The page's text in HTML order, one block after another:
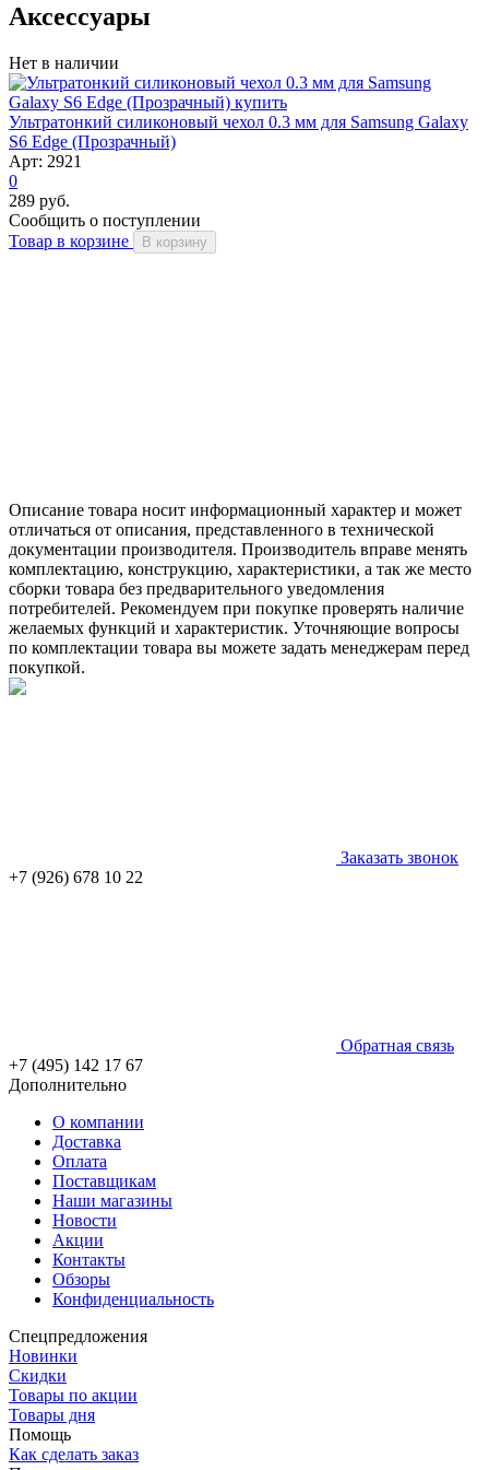
Аксессуары
Нет в наличии
Ультратонкий силиконовый чехол 0.3 мм для Samsung Galaxy
S6 Edge (Прозрачный)
Арт: 2921
0
289 руб.
Сообщить о поступлении
Товар в корзине
В корзину
Описание товара носит информационный характер и может
отличаться от описания, представленного в технической
документации производителя. Производитель вправе менять
комплектацию, конструкцию, характеристики, а так же место
сборки товара без предварительного уведомления
потребителей. Рекомендуем при покупке проверять наличие
желаемых функций и характеристик. Уточняющие вопросы
по комплектации товара вы можете задать менеджерам перед
покупкой.
Заказать звонок
+7 (926) 678 10 22
Обратная связь
+7 (495) 142 17 67
Дополнительно
О компании
Доставка
Оплата
Поставщикам
Наши магазины
Новости
Акции
Контакты
Обзоры
Конфиденциальность
Спецпредложения
Новинки
Скидки
Товары по акции
Товары дня
Помощь
Как сделать заказ